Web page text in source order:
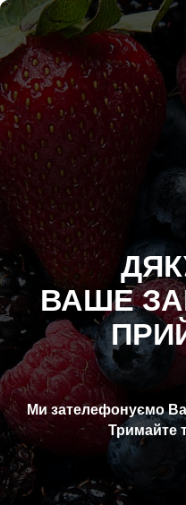
ВАШЕ
Ми зателефонуємо
Тримайте